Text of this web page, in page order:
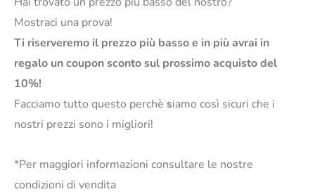
Mostraci una prova!
Ti riserveremo il prezzo più basso e in più avrai in
regalo un coupon sconto sul prossimo acquisto del
10%!
Facciamo tutto questo perchè siamo così sicuri che i
nostri prezzi sono i migliori!
*Per maggiori informazioni consultare le nostre
condizioni di vendita